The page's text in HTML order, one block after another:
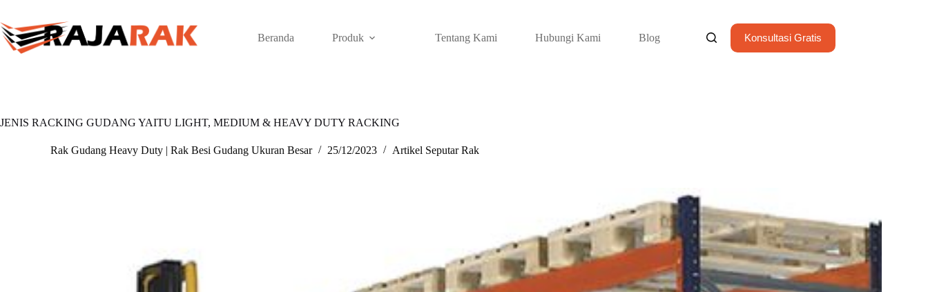
content
Beranda Produk Tentang Kami Hubungi Kami Blog Konsultasi Gratis
JENIS RACKING GUDANG YAITU LIGHT, MEDIUM & HEAVY DUTY RACKING
Rak Gudang Heavy Duty | Rak Besi Gudang Ukuran Besar 25/12/2023 Artikel Seputar Rak